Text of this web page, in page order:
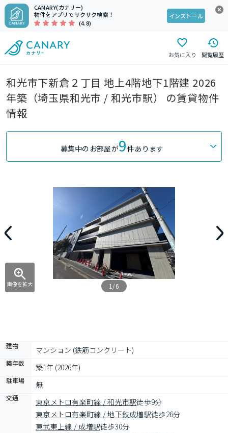
CANARY(カナリー)
物件をアプリでサクサク検索！
(4.8)
インストール
お気に入り 閲覧履歴
和光市下新倉２丁目 地上4階地下1階建 2026
年築（埼玉県和光市 / 和光市駅） の賃貸物件
情報
募集中のお部屋が9件あります
画像を拡大 1/6
建物 マンション (鉄筋コンクリート)
築年数 築1年 (2026年)
駐車場 無
交通 東京メトロ有楽町線 / 和光市駅徒歩9分
東京メトロ有楽町線 / 地下鉄成増駅徒歩26分
東武東上線 / 成増駅徒歩30分